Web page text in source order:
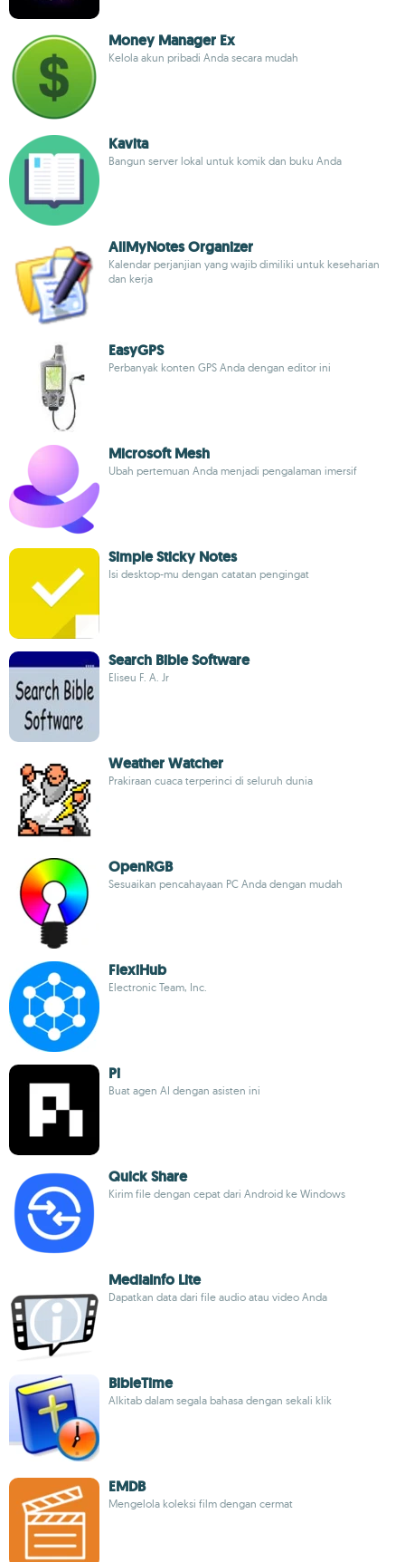
Money Manager Ex
Kelola akun pribadi Anda secara mudah
Kavita
Bangun server lokal untuk komik dan buku Anda
AllMyNotes Organizer
Kalendar perjanjian yang wajib dimiliki untuk keseharian
dan kerja
EasyGPS
Perbanyak konten GPS Anda dengan editor ini
Microsoft Mesh
Ubah pertemuan Anda menjadi pengalaman imersif
Simple Sticky Notes
Isi desktop-mu dengan catatan pengingat
Search Bible Software
Eliseu F. A. Jr
Weather Watcher
Prakiraan cuaca terperinci di seluruh dunia
OpenRGB
Sesuaikan pencahayaan PC Anda dengan mudah
FlexiHub
Electronic Team, Inc.
Pi
Buat agen AI dengan asisten ini
Quick Share
Kirim file dengan cepat dari Android ke Windows
MediaInfo Lite
Dapatkan data dari file audio atau video Anda
BibleTime
Alkitab dalam segala bahasa dengan sekali klik
EMDB
Mengelola koleksi film dengan cermat